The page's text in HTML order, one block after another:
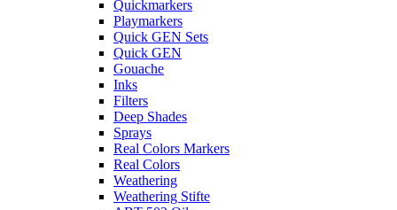
Quickmarkers
Playmarkers
Quick GEN Sets
Quick GEN
Gouache
Inks
Filters
Deep Shades
Sprays
Real Colors Markers
Real Colors
Weathering
Weathering Stifte